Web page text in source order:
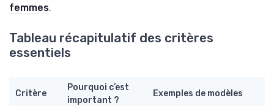
femmes.
Tableau récapitulatif des critères
essentiels
Critère
Pourquoi c’est
important ?
Exemples de modèles